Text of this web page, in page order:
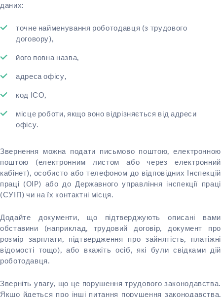
даних:
точне найменування роботодавця (з трудового
договору),
його повна назва,
адреса офісу,
код ІСО,
місце роботи, якщо воно відрізняється від адреси
офісу.
Звернення можна подати письмово поштою, електронною
поштою (електронним листом або через електронний
кабінет), особисто або телефоном до відповідних Інспекцій
праці (OIP) або до Державного управління інспекції праці
(СУІП) чи на їх контактні місця.
Додайте документи, що підтверджують описані вами
обставини (наприклад, трудовий договір, документ про
розмір зарплати, підтвердження про зайнятість, платіжні
відомості тощо), або вкажіть осіб, які були свідками дій
роботодавця.
Зверніть увагу, що це порушення трудового законодавства.
Якщо йдеться про інші питання порушення законодавства,